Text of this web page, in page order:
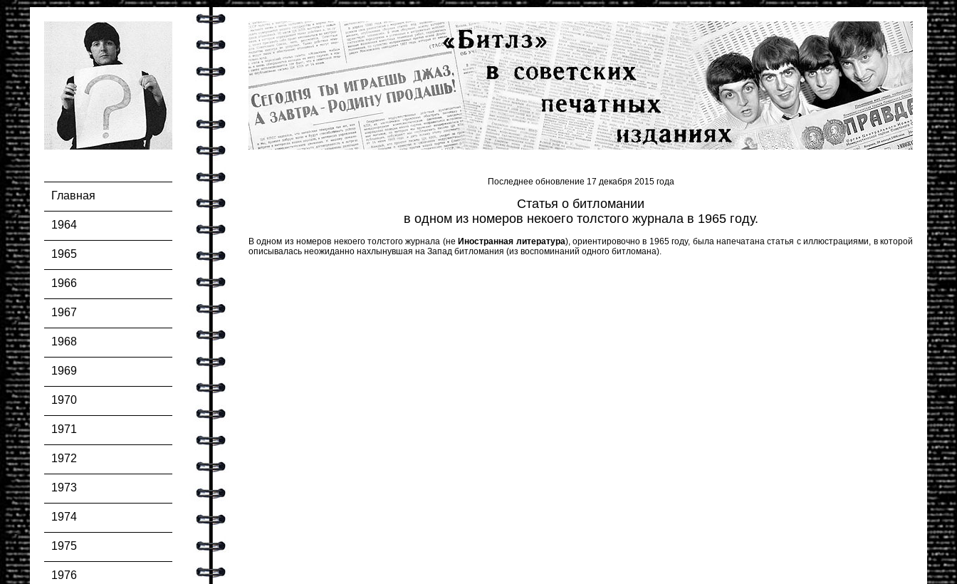
Главная
1964
1965
1966
1967
1968
1969
1970
1971
1972
1973
1974
1975
1976
Последнее обновление 17 декабря 2015 года
Статья о битломании
в одном из номеров некоего толстого журнала в 1965 году.
В одном из номеров некоего толстого журнала (не Иностранная литература), ориентировочно в 1965 году, была напечатана статья с иллюстрациями, в которой
описывалась неожиданно нахлынувшая на Запад битломания (из воспоминаний одного битломана).